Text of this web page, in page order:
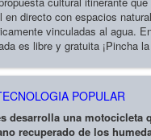
en directo con espacios
vinculadas al agua.
es libre y gratuita ¡Pincha
POPULAR
desarrolla una motocicleta
recuperado de los